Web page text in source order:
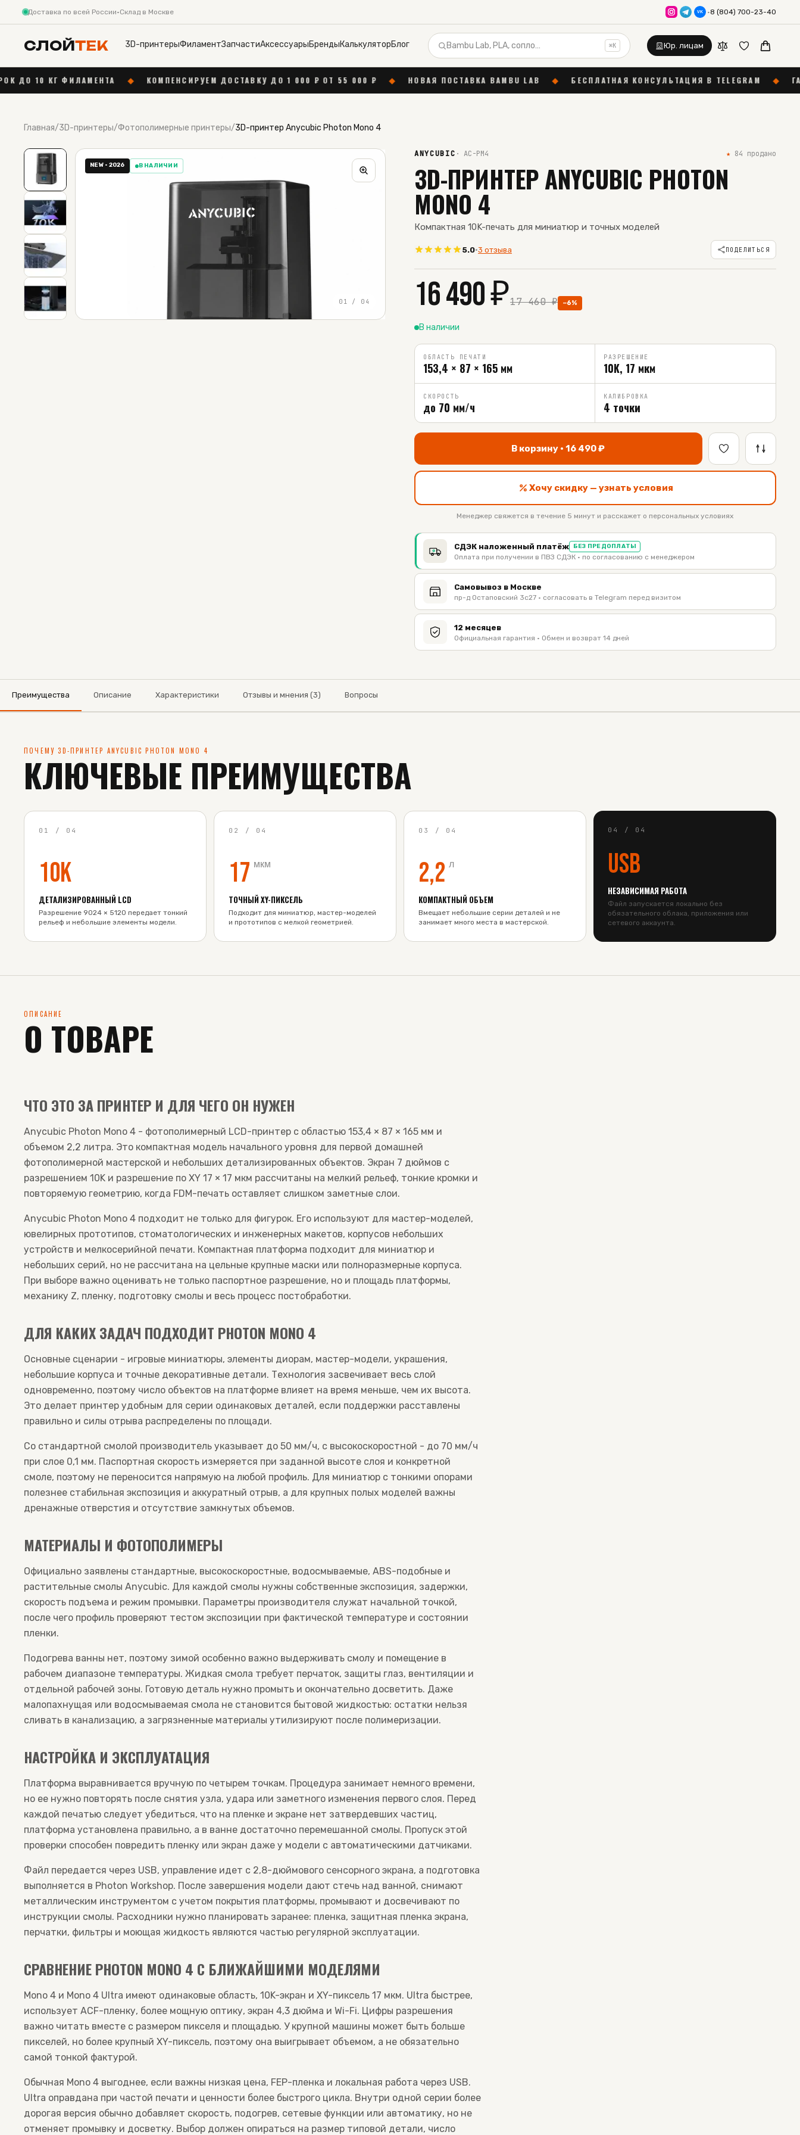
Доставка по всей России·Склад в Москве VK ·8 (804) 700-23-40
СЛОЙТЕК 3D-принтерыФиламентЗапчастиАксессуарыБрендыКалькуляторБлог ⌘K Юр. лицам
◆ КОМПЕНСИРУЕМ ДОСТАВКУ ДО 1 000 ₽ ОТ 55 000 ₽ ◆ НОВАЯ ПОСТАВКА BAMBU LAB ◆ БЕСПЛАТНАЯ КОНСУЛЬТАЦИЯ В TELEGRAM ◆ ГАРАНТИЯ 12
Главная/3D-принтеры/Фотополимерные принтеры/3D-принтер Anycubic Photon Mono 4
NEW · 2026 В НАЛИЧИИ
01 / 04
ANYCUBIC ·AC-PM4 ★ 84 продано
3D-ПРИНТЕР ANYCUBIC PHOTON
MONO 4
Компактная 10K-печать для миниатюр и точных моделей
5.0·3 отзыва ПОДЕЛИТЬСЯ
16 490₽17 460₽ −6%
В наличии
ОБЛАСТЬ ПЕЧАТИ
153,4 × 87 × 165 мм
РАЗРЕШЕНИЕ
10K, 17 мкм
СКОРОСТЬ
до 70 мм/ч
КАЛИБРОВКА
4 точки
В корзину ·16 490₽
Хочу скидку — узнать условия
Менеджер свяжется в течение 5 минут и расскажет о персональных условиях
СДЭК наложенный платёж БЕЗ ПРЕДОПЛАТЫ
Оплата при получении в ПВЗ СДЭК · по согласованию с менеджером
Самовывоз в Москве
пр-д Остаповский 3с27 · согласовать в Telegram перед визитом
12 месяцев
Официальная гарантия · Обмен и возврат 14 дней
Преимущества Описание Характеристики Отзывы и мнения (3) Вопросы
ПОЧЕМУ 3D-ПРИНТЕР ANYCUBIC PHOTON MONO 4
КЛЮЧЕВЫЕ ПРЕИМУЩЕСТВА
01 / 04
10K
ДЕТАЛИЗИРОВАННЫЙ LCD
Разрешение 9024 × 5120 передает тонкий
рельеф и небольшие элементы модели.
02 / 04
17 мкм
ТОЧНЫЙ XY-ПИКСЕЛЬ
Подходит для миниатюр, мастер-моделей
и прототипов с мелкой геометрией.
03 / 04
2,2 л
КОМПАКТНЫЙ ОБЪЕМ
Вмещает небольшие серии деталей и не
занимает много места в мастерской.
04 / 04
USB
НЕЗАВИСИМАЯ РАБОТА
Файл запускается локально без
обязательного облака, приложения или
сетевого аккаунта.
ОПИСАНИЕ
О ТОВАРЕ
ЧТО ЭТО ЗА ПРИНТЕР И ДЛЯ ЧЕГО ОН НУЖЕН
Anycubic Photon Mono 4 - фотополимерный LCD-принтер с областью 153,4 × 87 × 165 мм и
объемом 2,2 литра. Это компактная модель начального уровня для первой домашней
фотополимерной мастерской и небольших детализированных объектов. Экран 7 дюймов с
разрешением 10K и разрешение по XY 17 × 17 мкм рассчитаны на мелкий рельеф, тонкие кромки и
повторяемую геометрию, когда FDM-печать оставляет слишком заметные слои.
Anycubic Photon Mono 4 подходит не только для фигурок. Его используют для мастер-моделей,
ювелирных прототипов, стоматологических и инженерных макетов, корпусов небольших
устройств и мелкосерийной печати. Компактная платформа подходит для миниатюр и
небольших серий, но не рассчитана на цельные крупные маски или полноразмерные корпуса.
При выборе важно оценивать не только паспортное разрешение, но и площадь платформы,
механику Z, пленку, подготовку смолы и весь процесс постобработки.
ДЛЯ КАКИХ ЗАДАЧ ПОДХОДИТ PHOTON MONO 4
Основные сценарии - игровые миниатюры, элементы диорам, мастер-модели, украшения,
небольшие корпуса и точные декоративные детали. Технология засвечивает весь слой
одновременно, поэтому число объектов на платформе влияет на время меньше, чем их высота.
Это делает принтер удобным для серии одинаковых деталей, если поддержки расставлены
правильно и силы отрыва распределены по площади.
Со стандартной смолой производитель указывает до 50 мм/ч, с высокоскоростной - до 70 мм/ч
при слое 0,1 мм. Паспортная скорость измеряется при заданной высоте слоя и конкретной
смоле, поэтому не переносится напрямую на любой профиль. Для миниатюр с тонкими опорами
полезнее стабильная экспозиция и аккуратный отрыв, а для крупных полых моделей важны
дренажные отверстия и отсутствие замкнутых объемов.
МАТЕРИАЛЫ И ФОТОПОЛИМЕРЫ
Официально заявлены стандартные, высокоскоростные, водосмываемые, ABS-подобные и
растительные смолы Anycubic. Для каждой смолы нужны собственные экспозиция, задержки,
скорость подъема и режим промывки. Параметры производителя служат начальной точкой,
после чего профиль проверяют тестом экспозиции при фактической температуре и состоянии
пленки.
Подогрева ванны нет, поэтому зимой особенно важно выдерживать смолу и помещение в
рабочем диапазоне температуры. Жидкая смола требует перчаток, защиты глаз, вентиляции и
отдельной рабочей зоны. Готовую деталь нужно промыть и окончательно досветить. Даже
малопахнущая или водосмываемая смола не становится бытовой жидкостью: остатки нельзя
сливать в канализацию, а загрязненные материалы утилизируют после полимеризации.
НАСТРОЙКА И ЭКСПЛУАТАЦИЯ
Платформа выравнивается вручную по четырем точкам. Процедура занимает немного времени,
но ее нужно повторять после снятия узла, удара или заметного изменения первого слоя. Перед
каждой печатью следует убедиться, что на пленке и экране нет затвердевших частиц,
платформа установлена правильно, а в ванне достаточно перемешанной смолы. Пропуск этой
проверки способен повредить пленку или экран даже у модели с автоматическими датчиками.
Файл передается через USB, управление идет с 2,8-дюймового сенсорного экрана, а подготовка
выполняется в Photon Workshop. После завершения модели дают стечь над ванной, снимают
металлическим инструментом с учетом покрытия платформы, промывают и досвечивают по
инструкции смолы. Расходники нужно планировать заранее: пленка, защитная пленка экрана,
перчатки, фильтры и моющая жидкость являются частью регулярной эксплуатации.
СРАВНЕНИЕ PHOTON MONO 4 С БЛИЖАЙШИМИ МОДЕЛЯМИ
Mono 4 и Mono 4 Ultra имеют одинаковые область, 10K-экран и XY-пиксель 17 мкм. Ultra быстрее,
использует ACF-пленку, более мощную оптику, экран 4,3 дюйма и Wi-Fi. Цифры разрешения
важно читать вместе с размером пикселя и площадью. У крупной машины может быть больше
пикселей, но более крупный XY-пиксель, поэтому она выигрывает объемом, а не обязательно
самой тонкой фактурой.
Обычная Mono 4 выгоднее, если важны низкая цена, FEP-пленка и локальная работа через USB.
Ultra оправдана при частой печати и ценности более быстрого цикла. Внутри одной серии более
дорогая версия обычно добавляет скорость, подогрев, сетевые функции или автоматику, но не
отменяет промывку и досветку. Выбор должен опираться на размер типовой детали, число